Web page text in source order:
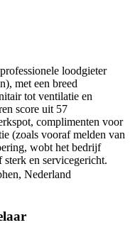
loodgieter
met een breed
tot ventilatie en
score uit 57
complimenten voor
(zoals vooraf melden van
wobt het bedrijf
en servicegericht.
Nederland